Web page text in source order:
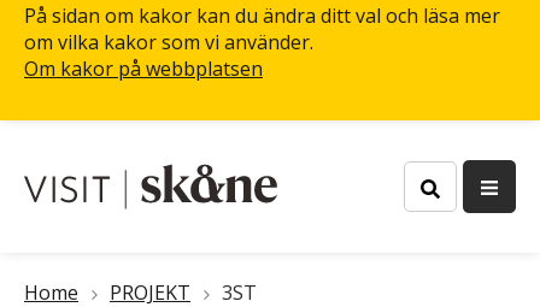
På sidan om kakor kan du ändra ditt val och läsa mer
om vilka kakor som vi använder.
Om kakor på webbplatsen
Länkstig
Home PROJEKT 3ST